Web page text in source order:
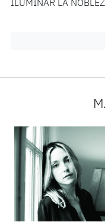
ILUMINAR LA